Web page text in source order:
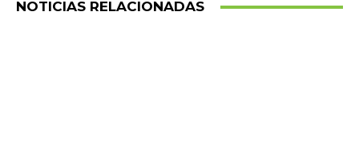
NOTICIAS RELACIONADAS